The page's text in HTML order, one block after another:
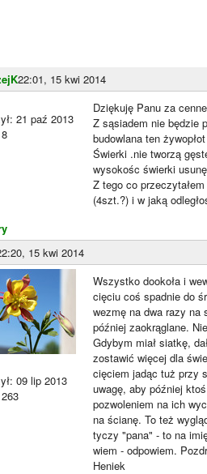
22:01, 15 kwi 2014
21 paź 2013
Dziękuję Panu za
Z sąsiadem nie będzie
budowlana ten
Świerki .nie tworzą
wysokośc świerki
Z tego co
(4szt.?) i w jaką
15 kwi 2014
09 lip 2013
Wszystko dookoła i
cięciu coś spadnie do
wezmę na dwa razy na
później zaokrąglane.
Gdybym miał siatkę,
zostawić więcej dla
cięciem jadąc tuż przy
uwagę, aby później
pozwoleniem na ich
na ścianę. To też
tyczy "pana" - to na
wiem - odpowiem.
Heniek